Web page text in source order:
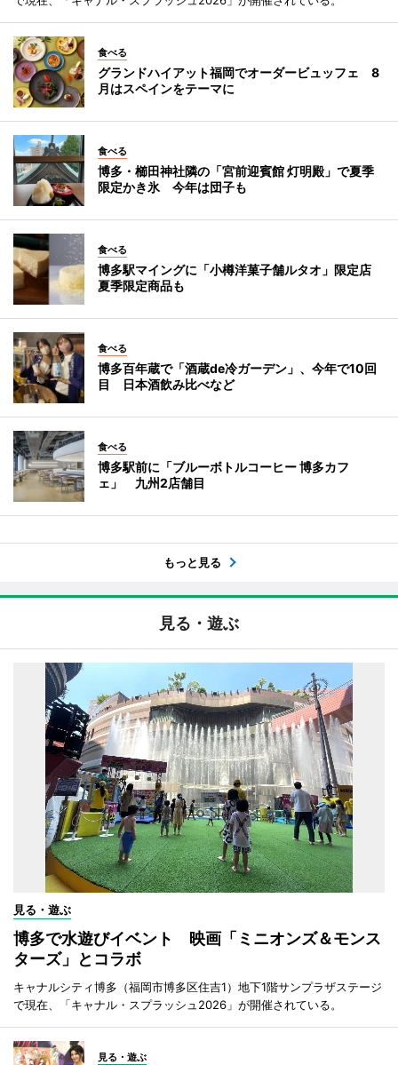
食べる
グランドハイアット福岡でオーダービュッフェ 8
月はスペインをテーマに
食べる
博多・櫛田神社隣の「宮前迎賓館 灯明殿」で夏季
限定かき氷 今年は団子も
食べる
博多駅マイングに「小樽洋菓子舗ルタオ」限定店
夏季限定商品も
食べる
博多百年蔵で「酒蔵de冷ガーデン」、今年で10回
目 日本酒飲み比べなど
食べる
博多駅前に「ブルーボトルコーヒー 博多カフ
ェ」 九州2店舗目
もっと見る
見る・遊ぶ
見る・遊ぶ
博多で水遊びイベント 映画「ミニオンズ＆モンス
ターズ」とコラボ
キャナルシティ博多（福岡市博多区住吉1）地下1階サンプラザステージ
で現在、「キャナル・スプラッシュ2026」が開催されている。
見る・遊ぶ